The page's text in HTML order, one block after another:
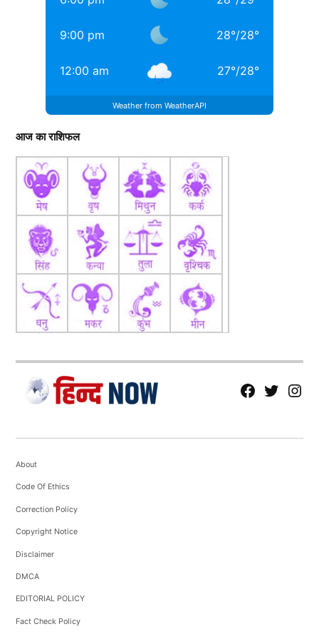
9:00 pm 28°/28°
12:00 am 27°/28°
Weather from WeatherAPI
आज का राशिफल
fb Tw tw
About
Code Of Ethics
Correction Policy
Copyright Notice
Disclaimer
DMCA
EDITORIAL POLICY
Fact Check Policy